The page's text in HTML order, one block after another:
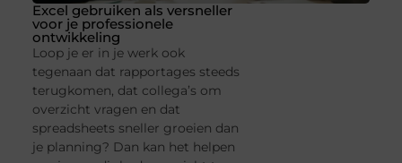
Excel gebruiken als versneller
voor je professionele
ontwikkeling
Loop je er in je werk ook
tegenaan dat rapportages steeds
terugkomen, dat collega’s om
overzicht vragen en dat
spreadsheets sneller groeien dan
je planning? Dan kan het helpen